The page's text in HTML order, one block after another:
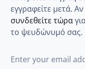
εγγραφείτε μετά.
συνδεθείτε τώρα
το ψευδώνυμό σας.